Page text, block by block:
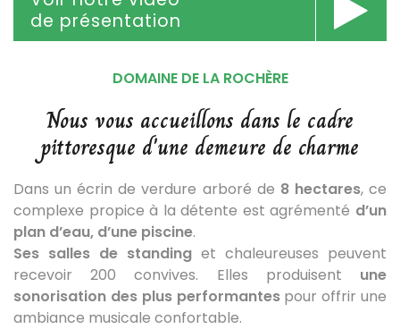
de présentation
DOMAINE DE LA ROCHÈRE
Nous vous accueillons dans le cadre
pittoresque d'une demeure de charme
Dans un écrin de verdure arboré de 8 hectares, ce
complexe propice à la détente est agrémenté d’un
plan d’eau, d’une piscine.
Ses salles de standing et chaleureuses peuvent
recevoir 200 convives. Elles produisent une
sonorisation des plus performantes pour offrir une
ambiance musicale confortable.